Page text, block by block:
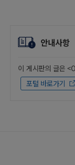
안내사항
이 게시판의 글은
포털 바로가기